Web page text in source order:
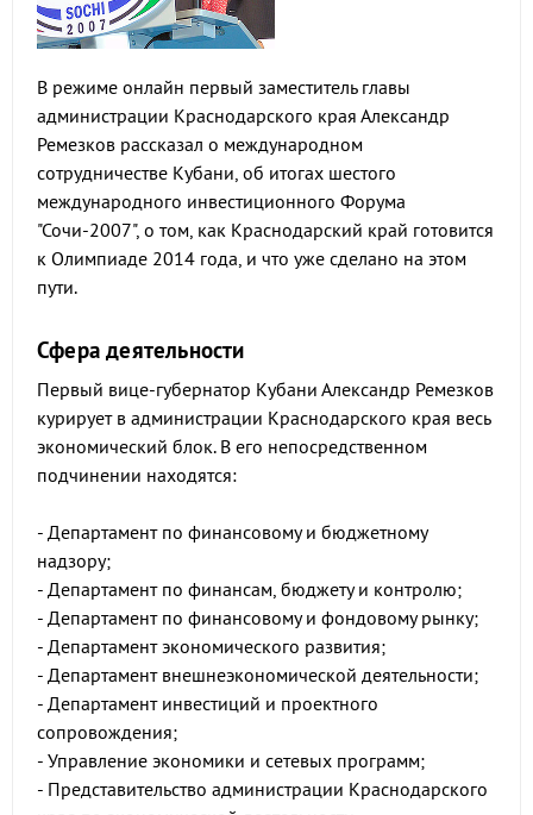
В режиме онлайн первый заместитель главы
администрации Краснодарского края Александр
Ремезков рассказал о международном
сотрудничестве Кубани, об итогах шестого
международного инвестиционного Форума
"Сочи-2007", о том, как Краснодарский край готовится
к Олимпиаде 2014 года, и что уже сделано на этом
пути.
Сфера деятельности
Первый вице-губернатор Кубани Александр Ремезков
курирует в администрации Краснодарского края весь
экономический блок. В его непосредственном
подчинении находятся:
- Департамент по финансовому и бюджетному
надзору;
- Департамент по финансам, бюджету и контролю;
- Департамент по финансовому и фондовому рынку;
- Департамент экономического развития;
- Департамент внешнеэкономической деятельности;
- Департамент инвестиций и проектного
сопровождения;
- Управление экономики и сетевых программ;
- Представительство администрации Краснодарского